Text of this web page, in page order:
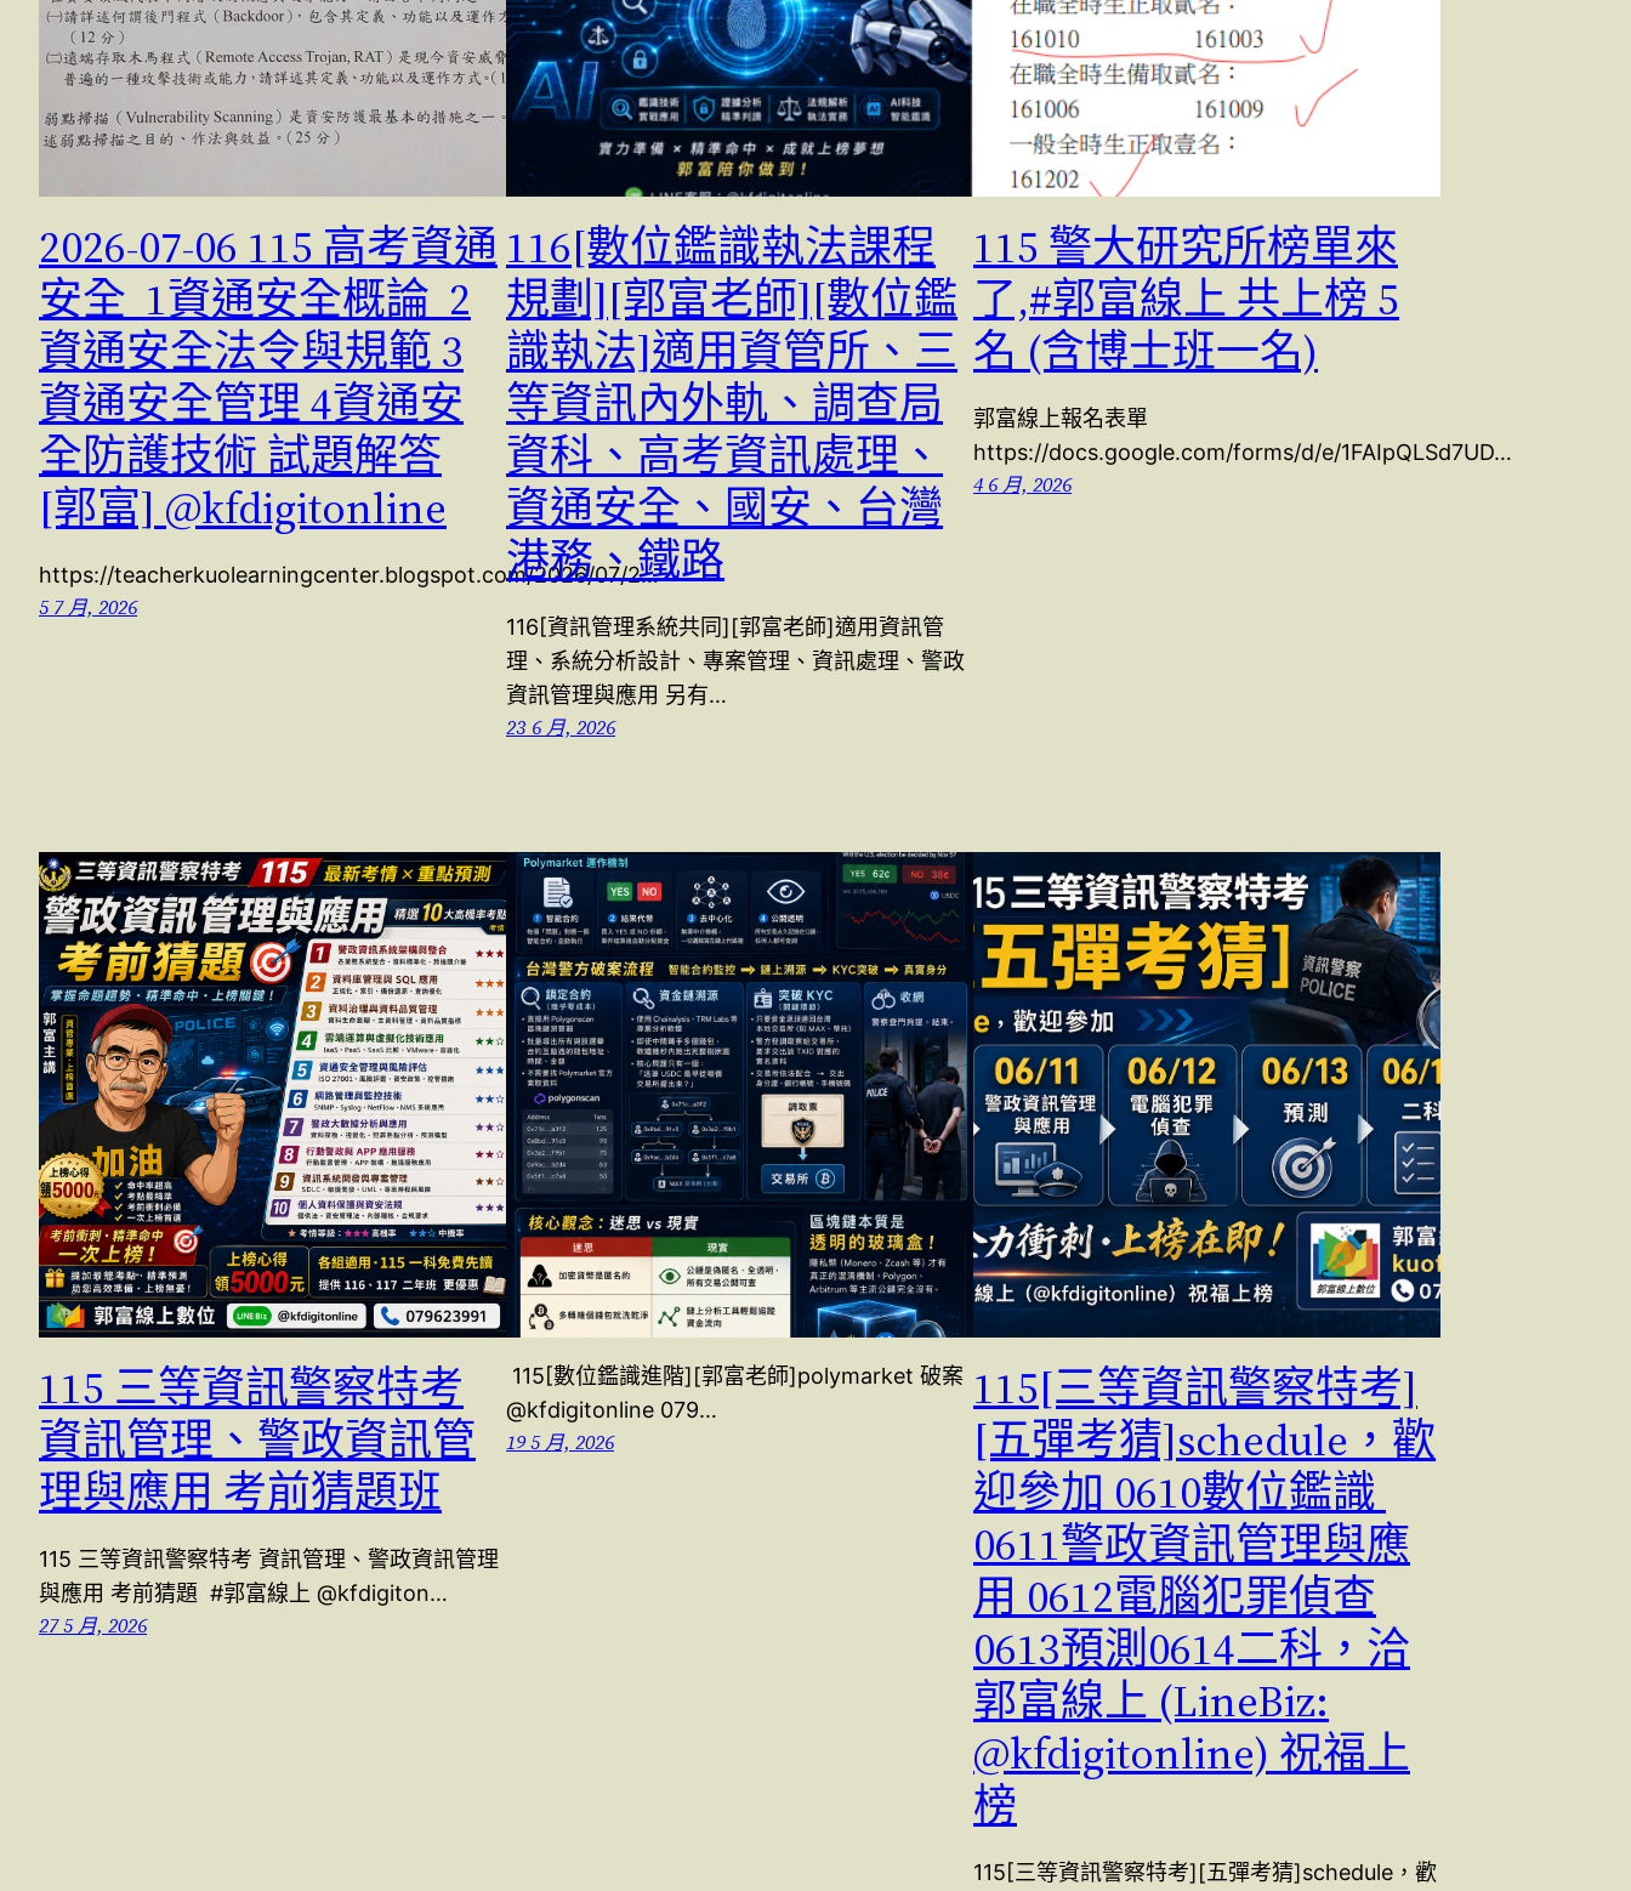
2026-07-06 115 高考資通
安全 1資通安全概論 2
資通安全法令與規範 3
資通安全管理 4資通安
全防護技術 試題解答
[郭富] @kfdigitonline
https://teacherkuolearningcenter.blogspot.com/2026/07/2…
5 7 月, 2026
116[數位鑑識執法課程
規劃][郭富老師][數位鑑
識執法]適用資管所、三
等資訊內外軌、調查局
資科、高考資訊處理、
資通安全、國安、台灣
港務、鐵路
116[資訊管理系統共同][郭富老師]適用資訊管
理、系統分析設計、專案管理、資訊處理、警政
資訊管理與應用 另有…
23 6 月, 2026
115 警大研究所榜單來
了,#郭富線上 共上榜 5
名 (含博士班一名)
郭富線上報名表單
https://docs.google.com/forms/d/e/1FAIpQLSd7UD…
4 6 月, 2026
115 三等資訊警察特考
資訊管理、警政資訊管
理與應用 考前猜題班
115 三等資訊警察特考 資訊管理、警政資訊管理
與應用 考前猜題 #郭富線上 @kfdigiton…
27 5 月, 2026
115[數位鑑識進階][郭富老師]polymarket 破案
@kfdigitonline 079…
19 5 月, 2026
115[三等資訊警察特考]
[五彈考猜]schedule，歡
迎參加 0610數位鑑識
0611警政資訊管理與應
用 0612電腦犯罪偵查
0613預測0614二科，洽
郭富線上 (LineBiz:
@kfdigitonline) 祝福上
榜
115[三等資訊警察特考][五彈考猜]schedule，歡